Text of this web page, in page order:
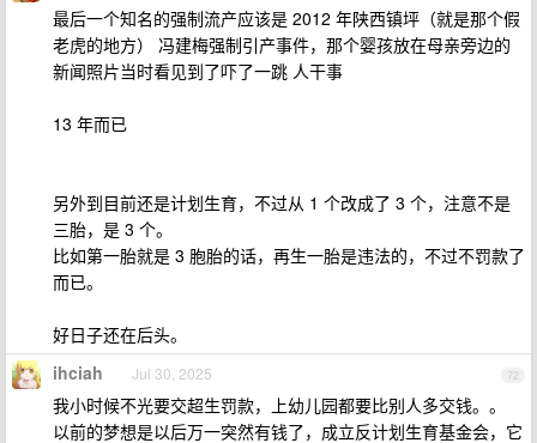
最后一个知名的强制流产应该是 2012 年陕西镇坪（就是那个假
老虎的地方） 冯建梅强制引产事件，那个婴孩放在母亲旁边的
新闻照片当时看见到了吓了一跳 人干事
13 年而已
另外到目前还是计划生育，不过从 1 个改成了 3 个，注意不是
三胎，是 3 个。
比如第一胎就是 3 胞胎的话，再生一胎是违法的，不过不罚款了
而已。
好日子还在后头。
72
ihciah Jul 30, 2025
我小时候不光要交超生罚款，上幼儿园都要比别人多交钱。。
以前的梦想是以后万一突然有钱了，成立反计划生育基金会，它